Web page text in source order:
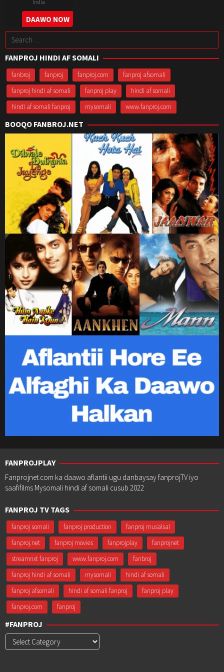
India
14
Jul
2023
Sai
Rajesh
Neelam
DAAWO NOW
Search
for:
FANPROJ HINDI AF SOMALI
fanbroj fanproj fanproj.com
fanproj afsomali
fanproj hindi af somali
fanproj play
hindi af somali
hindi af somali fanproj
mysomali www.fanproj.com
BOOQO FANBROJ.NET
FANPROJPLAY
Fanprojnet.com ka daawo aflantii ugu danbaysay fanprojTV iyo
saafifilms Mysomali hindi af somali cusub 2022
FANPROJ TV TAGS
fanproj somali fanproj production
fanproj musalsal
fanproj.net
fanproj movies fanprojplay
fanprojnet
streamnxt fanproj
www.fanproj.com
fanbroj
fanproj hindi af somali
mysomali
hindi af somali
fanproj afsomali
hindi af somali fanproj
fanproj play
fanproj.com
fanproj
#FANPROJ
#Fanproj